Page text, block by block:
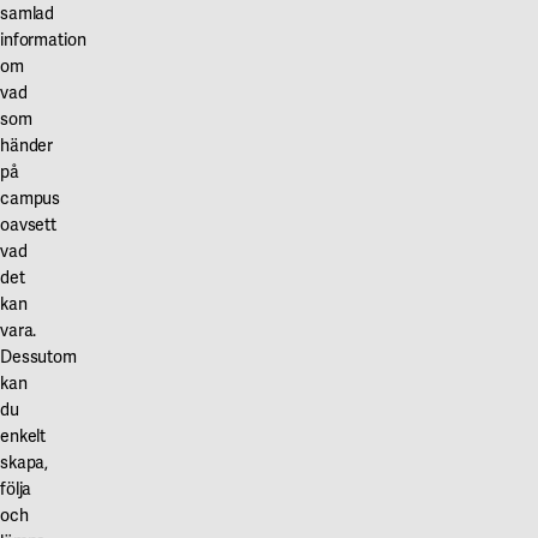
Karlstad
Gävle
Skövde
Högskolan i Borås
Våra projekt
Innovation och forskningssamverkan
samlad
information
om
vad
som
händer
på
campus
oavsett
vad
det
kan
vara.
Dessutom
kan
du
enkelt
skapa,
följa
och